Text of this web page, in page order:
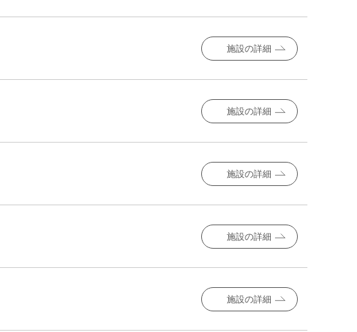
施設の詳細
施設の詳細
施設の詳細
施設の詳細
施設の詳細